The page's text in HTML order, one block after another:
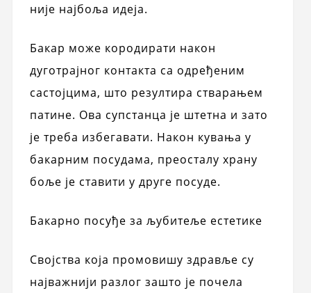
није најбоља идеја.
Бакар може кородирати након
дуготрајног контакта са одређеним
састојцима, што резултира стварањем
патине. Ова супстанца је штетна и зато
је треба избегавати. Након кувања у
бакарним посудама, преосталу храну
боље је ставити у друге посуде.
Бакарно посуђе за љубитеље естетике
Својства која промовишу здравље су
најважнији разлог зашто је почела